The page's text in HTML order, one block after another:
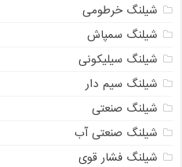
شیلنگ خرطومی
شیلنگ سمپاش
شیلنگ سیلیکونی
شیلنگ سیم دار
شیلنگ صنعتی
شیلنگ صنعتی آب
شیلنگ فشار قوی